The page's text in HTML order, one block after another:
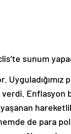
sunum
de para